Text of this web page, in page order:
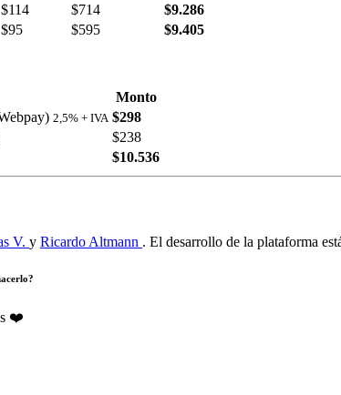
$114 $714
$9.286
$95 $595 $9.405
Monto
2,5% + IVA $298
$238
$10.536
V. y Ricardo Altmann . El desarrollo de la plataforma
❤️